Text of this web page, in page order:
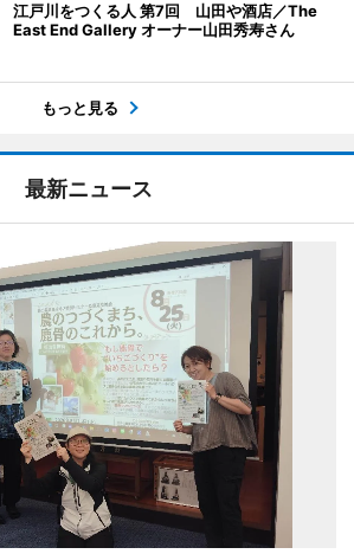
江戸川をつくる人 第7回 山田や酒店／The
East End Gallery オーナー山田秀寿さん
もっと見る
最新ニュース